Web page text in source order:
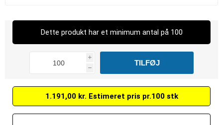
Dette produkt har et minimum antal på 100
i
h
1.191,00 kr. Estimeret pris pr.100 stk